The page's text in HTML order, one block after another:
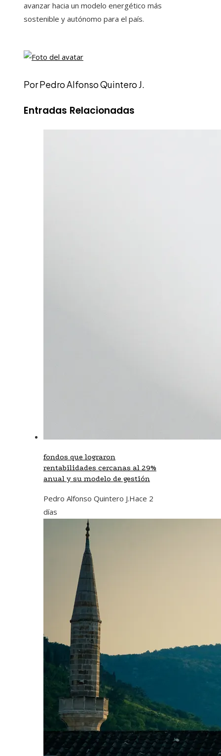
avanzar hacia un modelo energético más
sostenible y autónomo para el país.
Por Pedro Alfonso Quintero J.
Entradas Relacionadas
fondos que lograron
rentabilidades cercanas al 29%
anual y su modelo de gestión
Pedro Alfonso Quintero J.Hace 2
días